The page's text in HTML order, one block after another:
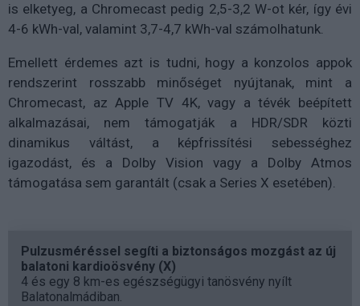
is elketyeg, a Chromecast pedig 2,5-3,2 W-ot kér, így évi
4-6 kWh-val, valamint 3,7-4,7 kWh-val számolhatunk.
Emellett érdemes azt is tudni, hogy a konzolos appok
rendszerint rosszabb minőséget nyújtanak, mint a
Chromecast, az Apple TV 4K, vagy a tévék beépített
alkalmazásai, nem támogatják a HDR/SDR közti
dinamikus váltást, a képfrissítési sebességhez
igazodást, és a Dolby Vision vagy a Dolby Atmos
támogatása sem garantált (csak a Series X esetében).
Pulzusméréssel segíti a biztonságos mozgást az új
balatoni kardioösvény (X)
4 és egy 8 km-es egészségügyi tanösvény nyílt
Balatonalmádiban.